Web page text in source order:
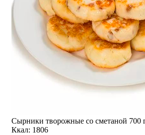
Сырники творожные со сметаной 700
Ккал: 1806